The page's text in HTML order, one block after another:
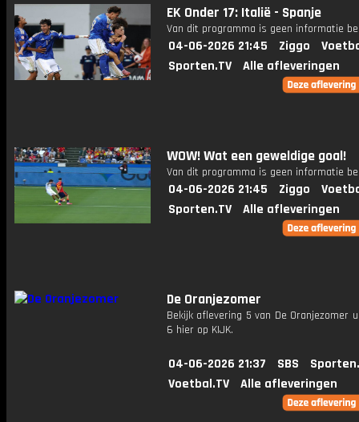
EK Onder 17: Italië - Spanje
Van dit programma is geen informatie
04-06-2026 21:45 Ziggo
Sporten.TV
Alle afleveringen
WOW! Wat een geweldige goal!
Van dit programma is geen informatie
04-06-2026 21:45 Ziggo
Sporten.TV
Alle afleveringen
De Oranjezomer
Bekijk aflevering 5 van De Oranjezomer
6 hier op KIJK.
04-06-2026 21:37 SBS
Voetbal.TV
Alle afleveringen